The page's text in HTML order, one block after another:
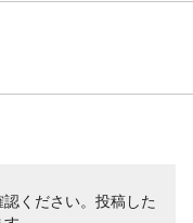
認ください。投稿した